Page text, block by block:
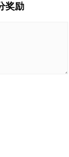
奖励